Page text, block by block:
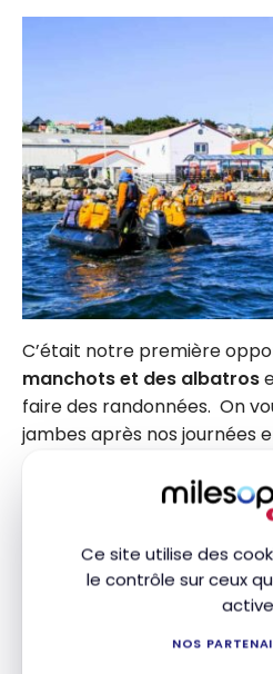
Ce site utilise des
le contrôle sur ceux
NOS
C’était notre première
manchots et des albatros
faire des randonnées. On
jambes après nos journées